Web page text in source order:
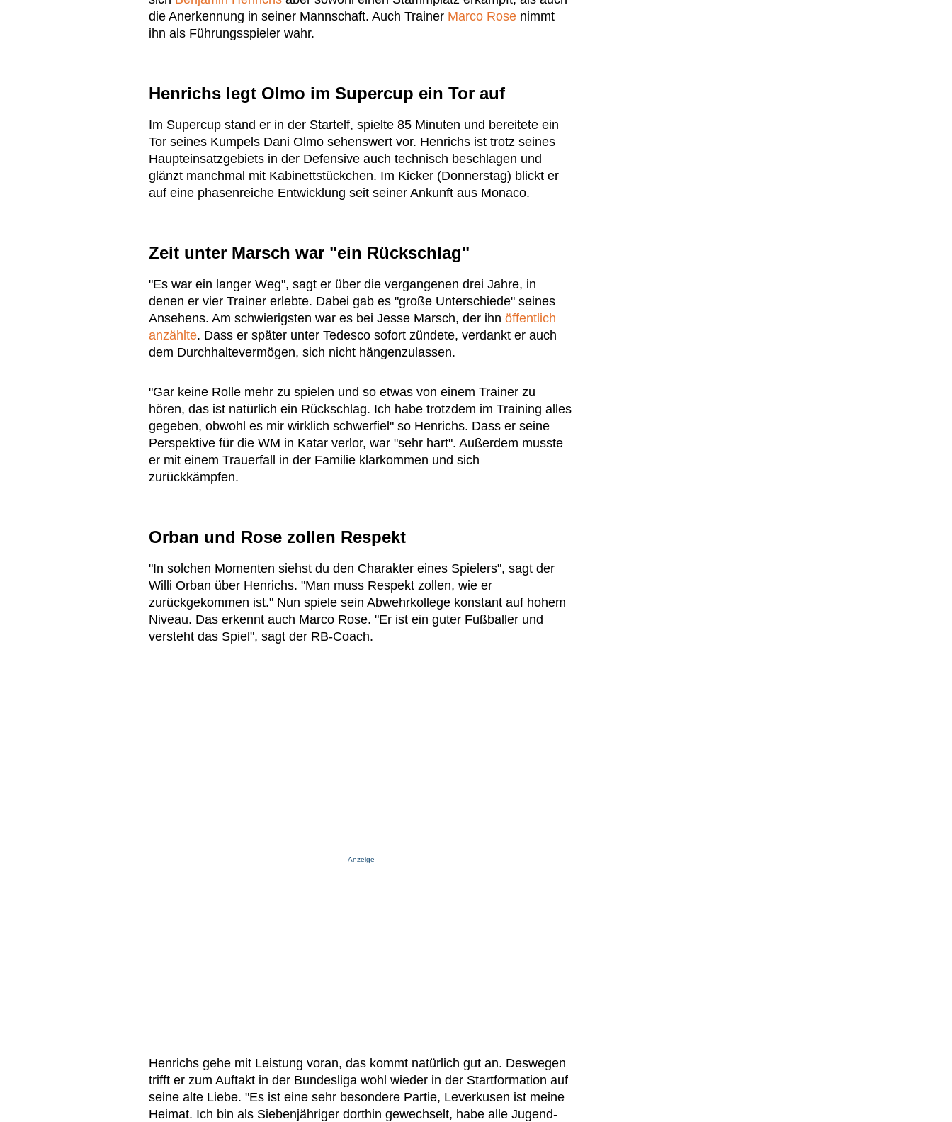
die Anerkennung in seiner Mannschaft. Auch Trainer Marco Rose nimmt
ihn als Führungsspieler wahr.
Henrichs legt Olmo im Supercup ein Tor auf
Im Supercup stand er in der Startelf, spielte 85 Minuten und bereitete ein
Tor seines Kumpels Dani Olmo sehenswert vor. Henrichs ist trotz seines
Haupteinsatzgebiets in der Defensive auch technisch beschlagen und
glänzt manchmal mit Kabinettstückchen. Im Kicker (Donnerstag) blickt er
auf eine phasenreiche Entwicklung seit seiner Ankunft aus Monaco.
Zeit unter Marsch war "ein Rückschlag"
"Es war ein langer Weg", sagt er über die vergangenen drei Jahre, in
denen er vier Trainer erlebte. Dabei gab es "große Unterschiede" seines
Ansehens. Am schwierigsten war es bei Jesse Marsch, der ihn öffentlich
anzählte. Dass er später unter Tedesco sofort zündete, verdankt er auch
dem Durchhaltevermögen, sich nicht hängenzulassen.
"Gar keine Rolle mehr zu spielen und so etwas von einem Trainer zu
hören, das ist natürlich ein Rückschlag. Ich habe trotzdem im Training alles
gegeben, obwohl es mir wirklich schwerfiel" so Henrichs. Dass er seine
Perspektive für die WM in Katar verlor, war "sehr hart". Außerdem musste
er mit einem Trauerfall in der Familie klarkommen und sich
zurückkämpfen.
Orban und Rose zollen Respekt
"In solchen Momenten siehst du den Charakter eines Spielers", sagt der
Willi Orban über Henrichs. "Man muss Respekt zollen, wie er
zurückgekommen ist." Nun spiele sein Abwehrkollege konstant auf hohem
Niveau. Das erkennt auch Marco Rose. "Er ist ein guter Fußballer und
versteht das Spiel", sagt der RB-Coach.
Anzeige
Henrichs gehe mit Leistung voran, das kommt natürlich gut an. Deswegen
trifft er zum Auftakt in der Bundesliga wohl wieder in der Startformation auf
seine alte Liebe. "Es ist eine sehr besondere Partie, Leverkusen ist meine
Heimat. Ich bin als Siebenjähriger dorthin gewechselt, habe alle Jugend-